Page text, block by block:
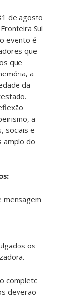
de agosto
Sul
evento é
que
que
a
da
a
sociais e
amplo do
mensagem
os
completo
deverão